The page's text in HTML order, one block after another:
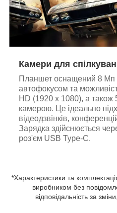
Камери для
Планшет оснащений 8 Мп
автофокусом та
HD (1920 x 1080), а
камерою. Це ідеально
відеодзвінків,
Зарядка здійснюється
роз'єм USB Type-C.
*Характеристики та
виробником без
відповідальність за